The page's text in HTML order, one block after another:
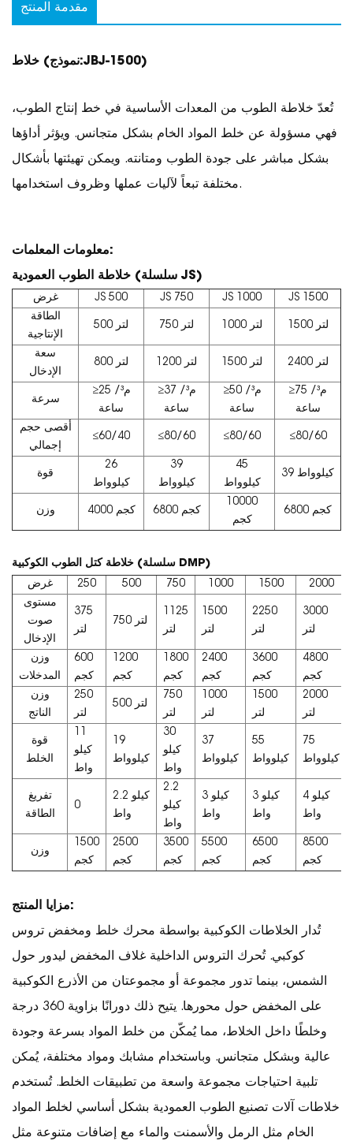
مقدمة المنتج
خلاط (نموذج:JBJ-1500)
تُعدّ خلاطة الطوب من المعدات الأساسية في خط إنتاج الطوب،
فهي مسؤولة عن خلط المواد الخام بشكل متجانس. ويؤثر أداؤها
بشكل مباشر على جودة الطوب ومتانته. ويمكن تهيئتها بأشكال
مختلفة تبعاً لآليات عملها وظروف استخدامها.
معلومات المعلمات:
خلاطة الطوب العمودية (سلسلة JS)
غرض JS 500 JS 750 JS 1000
JS 1500
الطاقة
الإنتاجية
500 لتر 750 لتر 1000 لتر 1500 لتر
سعة
الإدخال
800 لتر 1200 لتر 1500 لتر 2400 لتر
سرعة
≥25 م³/
ساعة
≥37 م³/
ساعة
≥50 م³/
ساعة
≥75 م³/
ساعة
أقصى حجم
إجمالي
≤60/40 ≤80/60 ≤80/60 ≤80/60
قوة
26
كيلوواط
39
كيلوواط
45
كيلوواط
39 كيلوواط
وزن 4000 كجم 6800 كجم
10000
كجم
6800 كجم
خلاطة كتل الطوب الكوكبية (سلسلة DMP)
غرض
250 500 750 1000 1500
2000
مستوى
صوت
الإدخال
375
لتر
750 لتر
1125
لتر
1500
لتر
2250
لتر
3000
لتر
وزن
المدخلات
600
كجم
1200
كجم
1800
كجم
2400
كجم
3600
كجم
4800
كجم
وزن
الناتج
250
لتر
500 لتر
750
لتر
1000
لتر
1500
لتر
2000
لتر
قوة
الخلط
كيلو
واط
19
كيلوواط
30
كيلو
واط
37
كيلوواط
55
كيلوواط
75
كيلوواط
تفريغ
الطاقة
0
2.2 كيلو
واط
2.2
كيلو
واط
3 كيلو
واط
3 كيلو
واط
4 كيلو
واط
وزن
1500
كجم
2500
كجم
3500
كجم
5500
كجم
6500
كجم
8500
كجم
مزايا المنتج:
تُدار الخلاطات الكوكبية بواسطة محرك خلط ومخفض تروس
كوكبي. تُحرك التروس الداخلية غلاف المخفض ليدور حول
الشمس، بينما تدور مجموعة أو مجموعتان من الأذرع الكوكبية
على المخفض حول محورها. يتيح ذلك دورانًا بزاوية 360 درجة
وخلطًا داخل الخلاط، مما يُمكّن من خلط المواد بسرعة وجودة
عالية وبشكل متجانس. وباستخدام مشابك ومواد مختلفة، يُمكن
تلبية احتياجات مجموعة واسعة من تطبيقات الخلط. تُستخدم
خلاطات آلات تصنيع الطوب العمودية بشكل أساسي لخلط المواد
الخام مثل الرمل والأسمنت والماء مع إضافات متنوعة مثل